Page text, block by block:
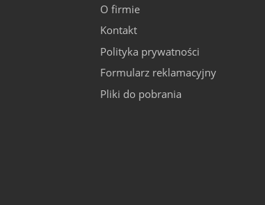
O firmie
Kontakt
Polityka prywatności
Formularz reklamacyjny
Pliki do pobrania